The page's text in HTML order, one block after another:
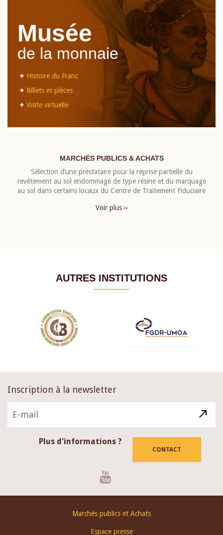
Musée
de la monnaie
Histoire du Franc
Billets et pièces
Visite virtuelle
MARCHÉS PUBLICS & ACHATS
Sélection d’une prestataire pour la reprise partielle du
revêtement au sol endommagé de type résine et du marquage
au sol dans certains locaux du Centre de Traitement Fiduciaire
Voir plus ››
AUTRES INSTITUTIONS
Inscription à la newsletter
Plus d'informations ?
CONTACT
Marchés publics et Achats
Espace presse